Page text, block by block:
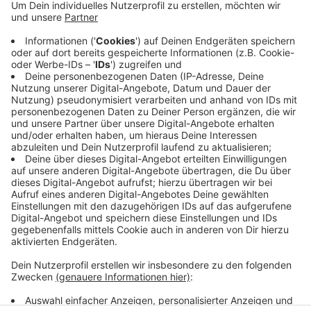
Anzeige
Als weiteren Grund nennt sie heute die Kosten vor
dem Hintergrund knapper Kassen. Die Stadt setzt
darauf, dass Olfener freiwillig umdenken und der
Umwelt zuliebe das Böllern reduzieren oder es ganz
lassen. Das bedeute weniger Feinstaub in der Luft,
weniger Müll und weniger Lärm.
Anzeige
Anzeige